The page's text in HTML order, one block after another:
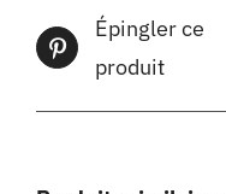
Épingler ce
produit